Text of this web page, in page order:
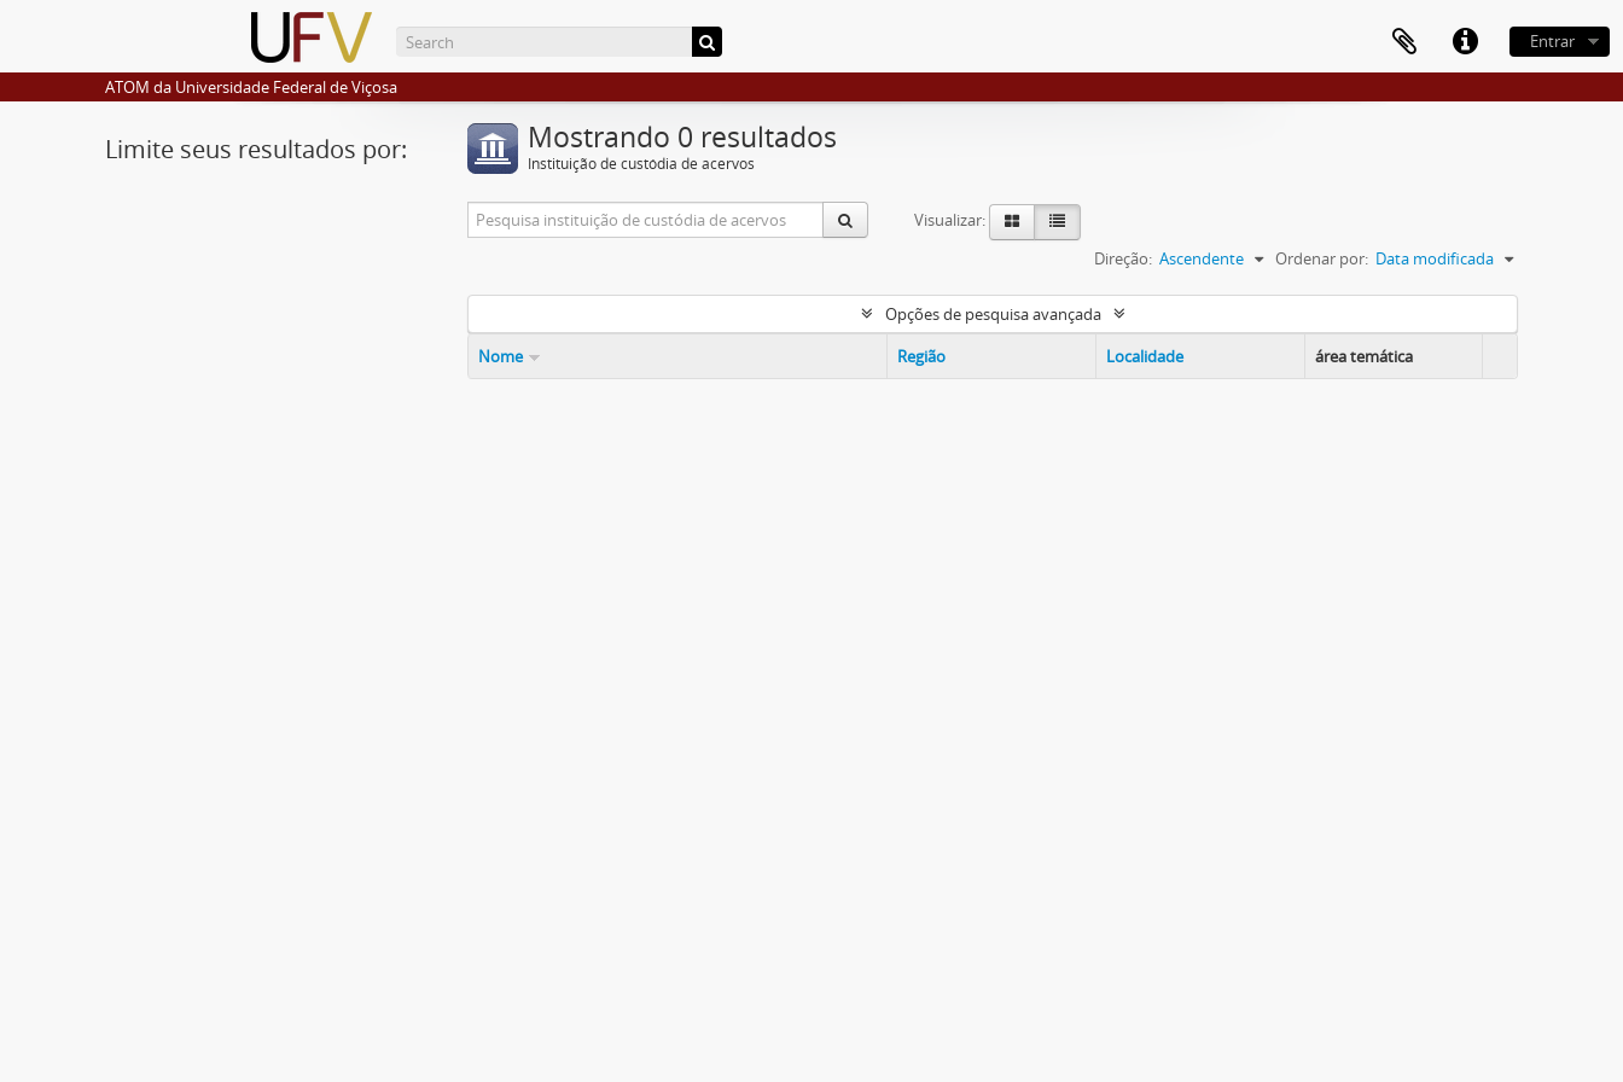
Entrar
ATOM da Universidade Federal de Viçosa
Limite seus resultados por: Mostrando 0 resultados
Instituição de custódia de acervos
Visualizar:
Ordenar por: Data modificada
Direção: Ascendente
Opções de pesquisa avançada
Nome
Região Localidade área temática